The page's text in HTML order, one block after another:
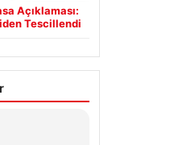
Açıklaması:
Tescillendi